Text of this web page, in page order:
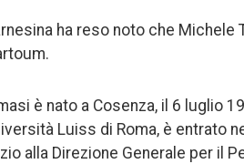
ha reso noto che
è nato a Cosenza, il 6 luglio
Luiss di Roma, è entrato
alla Direzione Generale per il